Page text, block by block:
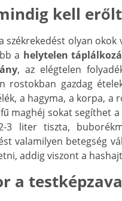
kell
székrekedést olyan
a helytelen
, az elégtelen
rostokban gazdag
a hagyma, a korpa, a
maghéj sokat segíthet
3 liter tiszta,
valamilyen betegség
addig viszont a
a